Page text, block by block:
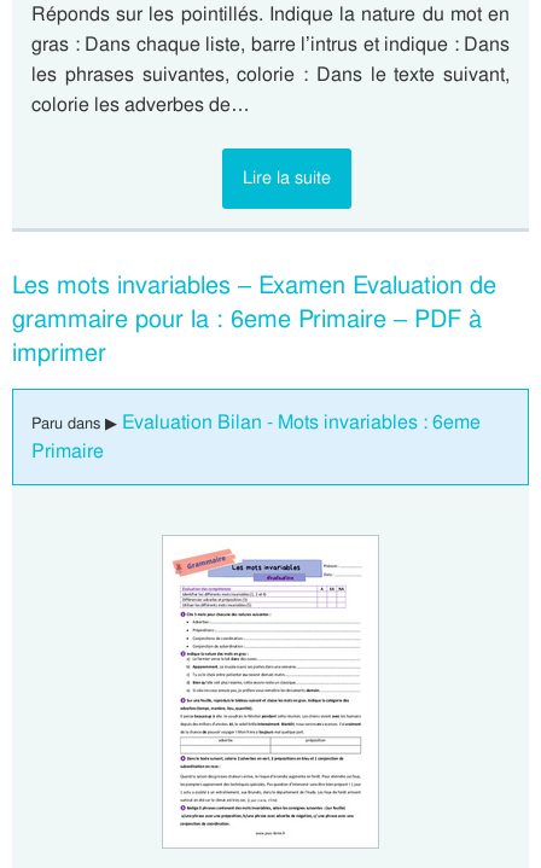
Réponds sur les pointillés. Indique la nature du mot en
gras : Dans chaque liste, barre l’intrus et indique : Dans
les phrases suivantes, colorie : Dans le texte suivant,
colorie les adverbes de…
Lire la suite
Les mots invariables – Examen Evaluation de
grammaire pour la : 6eme Primaire – PDF à
imprimer
Paru dans ▶ Evaluation Bilan - Mots invariables : 6eme
Primaire